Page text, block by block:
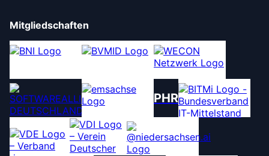
Mitgliedschaften
PHR